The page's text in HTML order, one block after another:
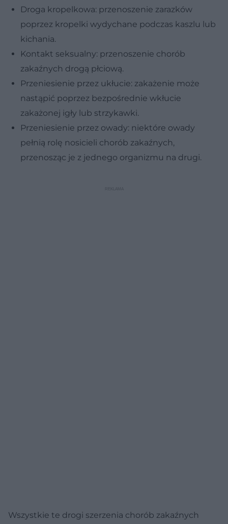
Droga kropelkowa: przenoszenie zarazków
poprzez kropelki wydychane podczas kaszlu lub
kichania.
Kontakt seksualny: przenoszenie chorób
zakaźnych drogą płciową.
Przeniesienie przez ukłucie: zakażenie może
nastąpić poprzez bezpośrednie wkłucie
zakażonej igły lub strzykawki.
Przeniesienie przez owady: niektóre owady
pełnią rolę nosicieli chorób zakaźnych,
przenosząc je z jednego organizmu na drugi.
Wszystkie te drogi szerzenia chorób zakaźnych